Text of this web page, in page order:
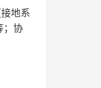
地系
；协